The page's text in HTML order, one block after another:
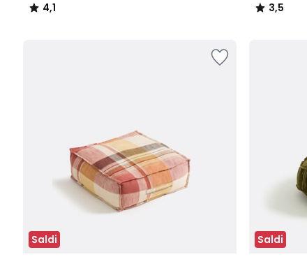
4,1
/
3,5
/
Saldi Saldi